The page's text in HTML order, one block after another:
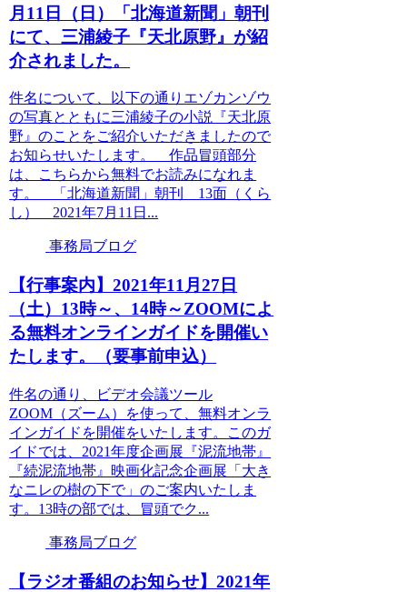
月11日（日）「北海道新聞」朝刊
にて、三浦綾子『天北原野』が紹
介されました。
件名について、以下の通りエゾカンゾウ
の写真とともに三浦綾子の小説『天北原
野』のことをご紹介いただきましたので
お知らせいたします。 作品冒頭部分
は、こちらから無料でお読みになれま
す。 「北海道新聞」朝刊 13面（くら
し） 2021年7月11日...
事務局ブログ
【行事案内】2021年11月27日
（土）13時～、14時～ZOOMによ
る無料オンラインガイドを開催い
たします。（要事前申込）
件名の通り、ビデオ会議ツール
ZOOM（ズーム）を使って、無料オンラ
インガイドを開催をいたします。このガ
イドでは、2021年度企画展『泥流地帯』
『続泥流地帯』映画化記念企画展「大き
なニレの樹の下で」のご案内いたしま
す。13時の部では、冒頭でク...
事務局ブログ
【ラジオ番組のお知らせ】2021年